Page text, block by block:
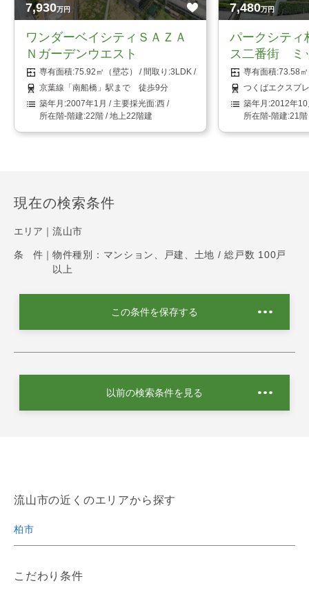
7,930万円
ワンダーベイシティＳＡＺＡ
Ｎガーデンウエスト
75.92㎡（壁芯）
3LDK
京葉線「南船橋」駅まで 徒歩9分
2007年1月
西
22階 / 地上22階建
7,480万円
パークシティ
ス二番街 ミ
73.58
つくばエクスプ
2012年10
21階
現在の検索条件
エリア｜ 流山市
条 件｜ 物件種別：マンション、戸建、土地 / 総戸数 100戸
以上
この条件を保存する
以前の検索条件を見る
流山市の近くのエリアから探す
柏市
こだわり条件